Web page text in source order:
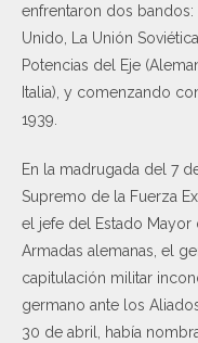
enfrentaron dos bandos:
Unido, La Unión
Potencias del Eje
Italia), y comenzando
1939.
En la madrugada del 7
Supremo de la Fuerza
el jefe del Estado Mayor
Armadas alemanas, el
capitulación militar
germano ante los
30 de abril, había